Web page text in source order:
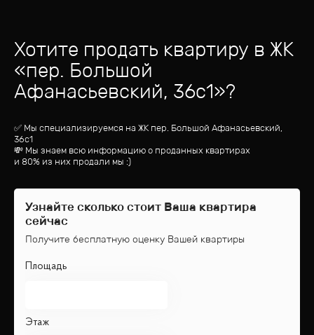
Хотите продать квартиру в ЖК
«пер. Большой
Афанасьевский, 36с1»?
✅ Мы специализируемся на ЖК пер. Большой Афанасьевский,
36с1
💸 Мы знаем всю информацию о проданных квартирах
и 80% из них продали мы :)
Узнайте сколько стоит Ваша квартира
сейчас
Получите бесплатную оценку Вашей квартиры
Площадь
Этаж